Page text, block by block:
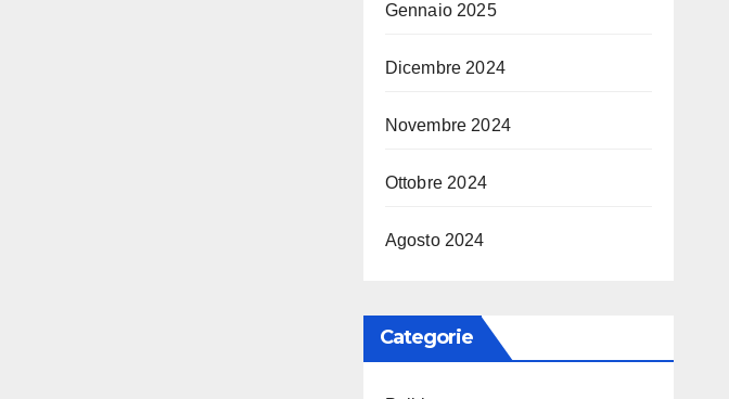
Gennaio 2025
Dicembre 2024
Novembre 2024
Ottobre 2024
Agosto 2024
Categorie